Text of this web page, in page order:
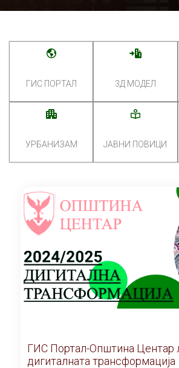
ГИС ПОРТАЛ 3Д МОДЕЛ
УРБАНИЗАМ ЈАВНИ ПОВИЦИ
ГИС Портал-Општина Центар
дигиталната трансформација